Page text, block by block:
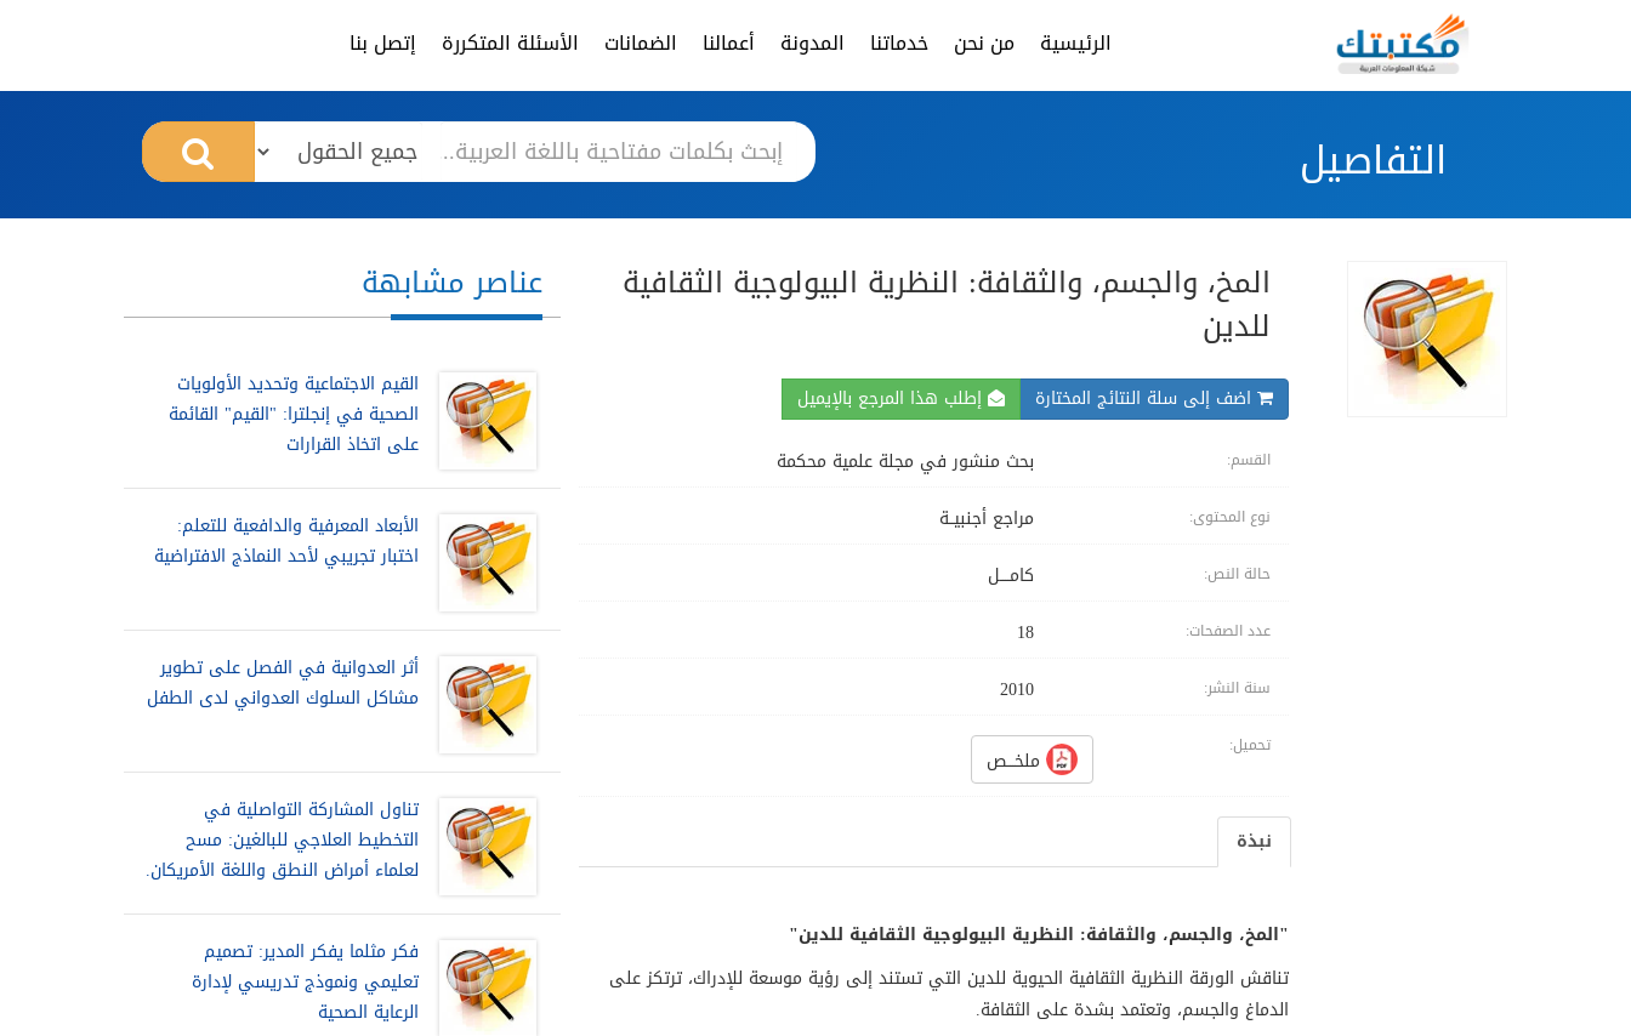
الرئيسية من نحن خدماتنا المدونة أعمالنا الضمانات الأسئلة المتكررة إتصل بنا
التفاصيل
المخ، والجسم، والثقافة: النظرية البيولوجية الثقافية
للدين
اضف إلى سلة النتائج المختارة إطلب هذا المرجع بالإيميل
القسم: بحث منشور في مجلة علمية محكمة
نوع المحتوى: مراجع أجنبيــة
حالة النص: كامــــل
عدد الصفحات: 18
سنة النشر: 2010
تحميل:
ملخـــص
نبذة
"المخ، والجسم، والثقافة: النظرية البيولوجية الثقافية للدين"
تناقش الورقة النظرية الثقافية الحيوية للدين التي تستند إلى رؤية موسعة للإدراك، ترتكز على
الدماغ والجسم، وتعتمد بشدة على الثقافة.
عناصر مشابهة
القيم الاجتماعية وتحديد الأولويات
الصحية في إنجلترا: "القيم" القائمة
على اتخاذ القرارات
الأبعاد المعرفية والدافعية للتعلم:
اختبار تجريبي لأحد النماذج الافتراضية
أثر العدوانية في الفصل على تطوير
مشاكل السلوك العدواني لدى الطفل
تناول المشاركة التواصلية في
التخطيط العلاجي للبالغين: مسح
لعلماء أمراض النطق واللغة الأمريكان.
فكر مثلما يفكر المدير: تصميم
تعليمي ونموذج تدريسي لإدارة
الرعاية الصحية